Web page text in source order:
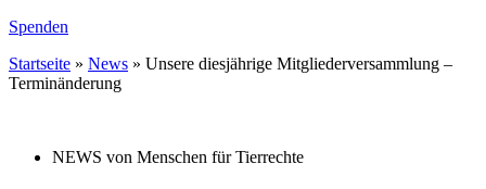
Spenden
Startseite » News » Unsere diesjährige Mitgliederversammlung –
Terminänderung
NEWS von Menschen für Tierrechte